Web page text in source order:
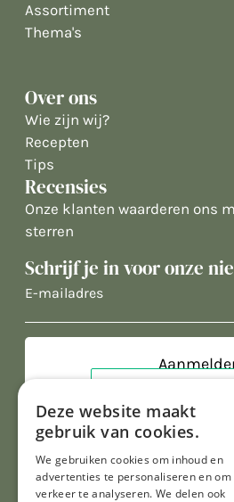
Assortiment
Thema's
Over ons
Wie zijn wij?
Recepten
Tips
Recensies
Onze klanten waarderen ons
sterren
Schrijf je in voor onze
E-
Deze website maakt
gebruik van cookies.
We gebruiken cookies om inhoud en
advertenties te personaliseren en om
verkeer te analyseren. We delen ook